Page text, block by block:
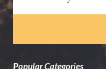
Popular Categories